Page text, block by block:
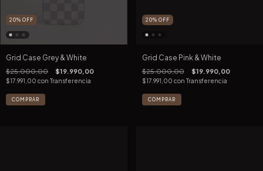
20% OFF
Grid Case Grey & White
$25.000,00 $19.990,00
$17.991,00 con Transferencia
COMPRAR
20% OFF
Grid Case Pink & White
$25.000,00 $19.990,00
$17.991,00 con Transferencia
COMPRAR